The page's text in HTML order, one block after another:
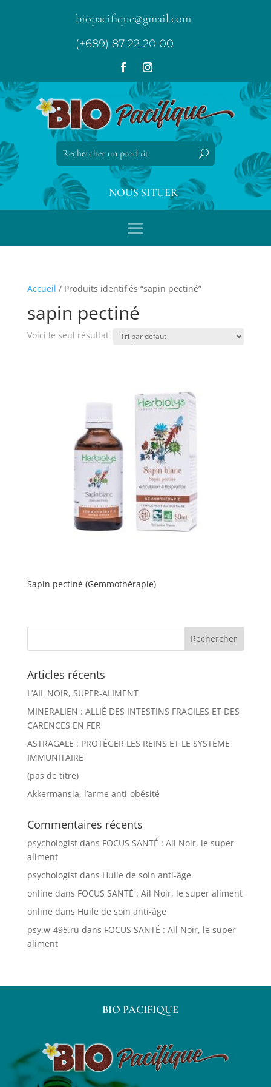
biopacifique@gmail.com
(+689) 87 22 20 00
NOUS SITUER
Accueil / Produits identifiés “sapin pectiné”
sapin pectiné
Voici le seul résultat
Sapin pectiné (Gemmothérapie)
Articles récents
L’AIL NOIR, SUPER-ALIMENT
MINERALIEN : ALLIÉ DES INTESTINS FRAGILES ET DES
CARENCES EN FER
ASTRAGALE : PROTÉGER LES REINS ET LE SYSTÈME
IMMUNITAIRE
(pas de titre)
Akkermansia, l’arme anti-obésité
Commentaires récents
psychologistdans FOCUS SANTÉ : Ail Noir, le super
aliment
psychologistdans Huile de soin anti-âge
online dans FOCUS SANTÉ : Ail Noir, le super aliment
online dans Huile de soin anti-âge
psy.w-495.ru dans FOCUS SANTÉ : Ail Noir, le super
aliment
BIO PACIFIQUE